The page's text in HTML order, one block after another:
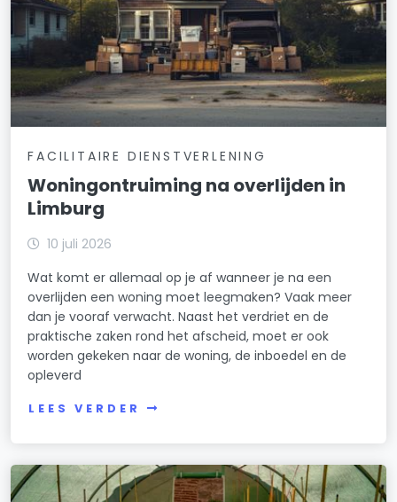
FACILITAIRE DIENSTVERLENING
Woningontruiming na overlijden in
Limburg
10 juli 2026
Wat komt er allemaal op je af wanneer je na een
overlijden een woning moet leegmaken? Vaak meer
dan je vooraf verwacht. Naast het verdriet en de
praktische zaken rond het afscheid, moet er ook
worden gekeken naar de woning, de inboedel en de
opleverd
LEES VERDER